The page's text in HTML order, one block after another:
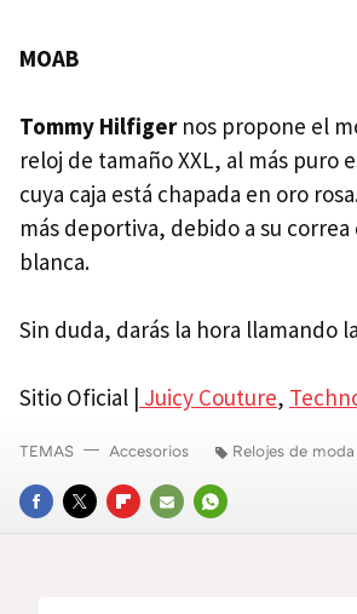
MOAB
Tommy Hilfigernos propone el
reloj de tamañoXXL, al más puro
cuya caja está chapada en oro
más deportiva, debido a su correa
blanca.
Sin duda, darás la hora llamando
Sitio Oficial | Juicy Couture,
FACEBOOK
TWITTERFLIPBOARD
E-
WHATSAPP
TEMAS Accesorios Relojes de moda